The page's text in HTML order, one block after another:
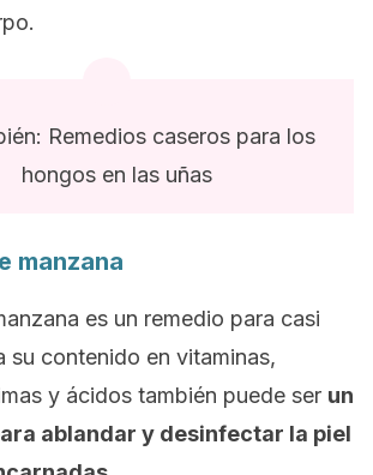
Remedios caseros para los
hongos en las uñas
manzana
es un remedio para casi
su contenido en vitaminas,
y ácidos también puede ser un
ablandar y desinfectar la piel